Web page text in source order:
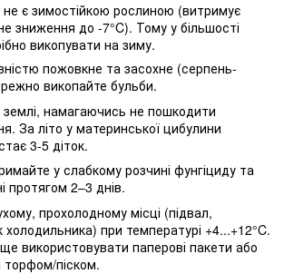
не є зимостійкою рослиною (витримує
зниження до -7°C). Тому у більшості
викопувати на зиму.
пожовкне та засохне (серпень-
викопайте бульби.
землі, намагаючись не пошкодити
За літо у материнської цибулини
3-5 діток.
у слабкому розчині фунгіциду та
протягом 2–3 днів.
прохолодному місці (підвал,
при температурі +4...+12°C.
використовувати паперові пакети або
торфом/піском.